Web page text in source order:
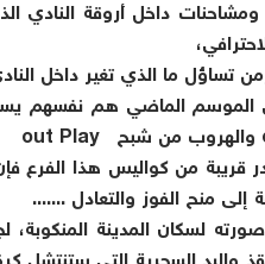
ومشاحنات داخل أروقة
تساؤل ما الذي تغير داخل
في الموسم الماضي هم نفسهم
والهروب من شبح
out Play
من كواليس هذا الفرع
منح الفوز والتعادل .......
لسكان المدينة